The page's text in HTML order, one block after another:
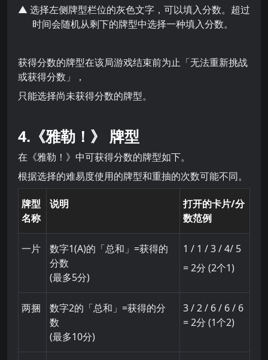
▲ 选择左侧牌型栏位的灰色文字，可以填入分数。超过
时间会随机从剩下的牌型中选择一种填入分数。
获得分数的牌型在该局游戏结束前为止「无法重新挑战
或获得分数」，
只能选择尚未获得分数的牌型。
4.《雅勒！》 牌型
在《雅勒！》中可获得分数的牌型如下。
根据选择的难易度使用的牌型和重抽的次数可能不同。
牌型
名称
说明
打开的卡片/分
数范例
一片
数字1(A)的「总和」=获得的
分数
(最多5分)
1 / 1 / 3 / 4/ 5
= 2分 (2个1)
两捆
数字2的「总和」=获得的分
数
(最多10分)
3 / 2 / 6 / 6 / 6
= 2分 (1个2)